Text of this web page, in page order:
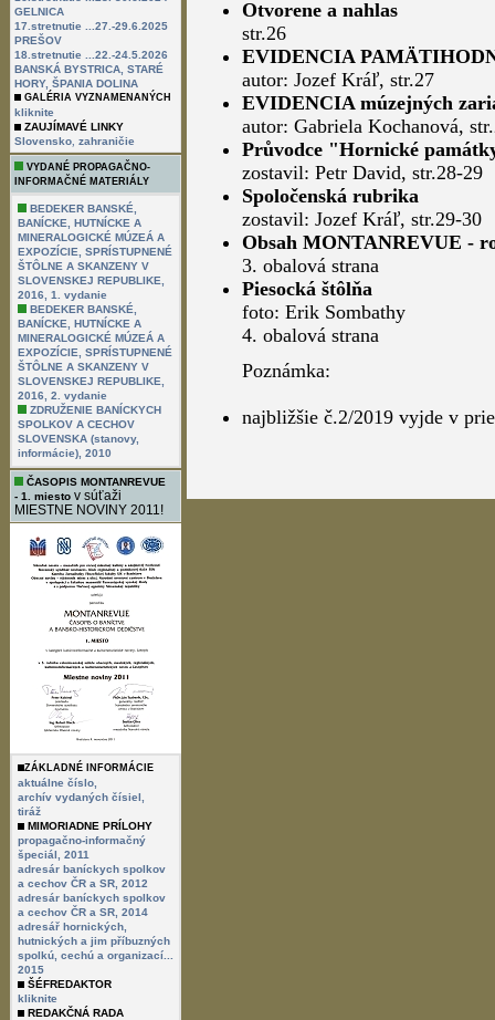
GELNICA
17.stretnutie ...27.-29.6.2025
PREŠOV
18.stretnutie ...22.-24.5.2026
BANSKÁ BYSTRICA, STARÉ
HORY, ŠPANIA DOLINA
GALÉRIA VYZNAMENANÝCH
kliknite
ZAUJÍMAVÉ LINKY
Slovensko zahraničie
VYDANÉ PROPAGAČNO-
INFORMAČNÉ MATERIÁLY
BEDEKER BANSKÉ,
BANÍCKE, HUTNÍCKE A
MINERALOGICKÉ MÚZEÁ A
EXPOZÍCIE, SPRÍSTUPNENÉ
ŠTÔLNE A SKANZENY V
SLOVENSKEJ REPUBLIKE,
2016, 1. vydanie
BEDEKER BANSKÉ,
BANÍCKE, HUTNÍCKE A
MINERALOGICKÉ MÚZEÁ A
EXPOZÍCIE, SPRÍSTUPNENÉ
ŠTÔLNE A SKANZENY V
SLOVENSKEJ REPUBLIKE,
2016, 2. vydanie
ZDRUŽENIE BANÍCKYCH
SPOLKOV A CECHOV
SLOVENSKA (stanovy,
informácie), 2010
ČASOPIS MONTANREVUE
- 1. miesto v súťaži
MIESTNE NOVINY 2011!
ZÁKLADNÉ INFORMÁCIE
aktuálne číslo,
archív vydaných čísiel,
tiráž
MIMORIADNE PRÍLOHY
propagačno-informačný
špeciál, 2011
adresár baníckych spolkov
a cechov ČR a SR, 2012
adresár baníckych spolkov
a cechov ČR a SR, 2014
adresář hornických,
hutnických a jim příbuzných
spolkú, cechú a organizací...
2015
ŠÉFREDAKTOR
kliknite
REDAKČNÁ RADA
Otvorene a nahlas
str.26
EVIDENCIA
autor: Jozef Kráľ, str.27
EVIDENCIA múzejných
autor: Gabriela Kochanová,
Průvodce "Hornické
zostavil: Petr David, str.28-29
Spoločenská rubrika
zostavil: Jozef Kráľ, str.29-30
Obsah MONTANREVUE -
3. obalová strana
Piesocká štôlňa
foto: Erik Sombathy
4. obalová strana
Poznámka:
najbližšie č.2/2019 vyjde v